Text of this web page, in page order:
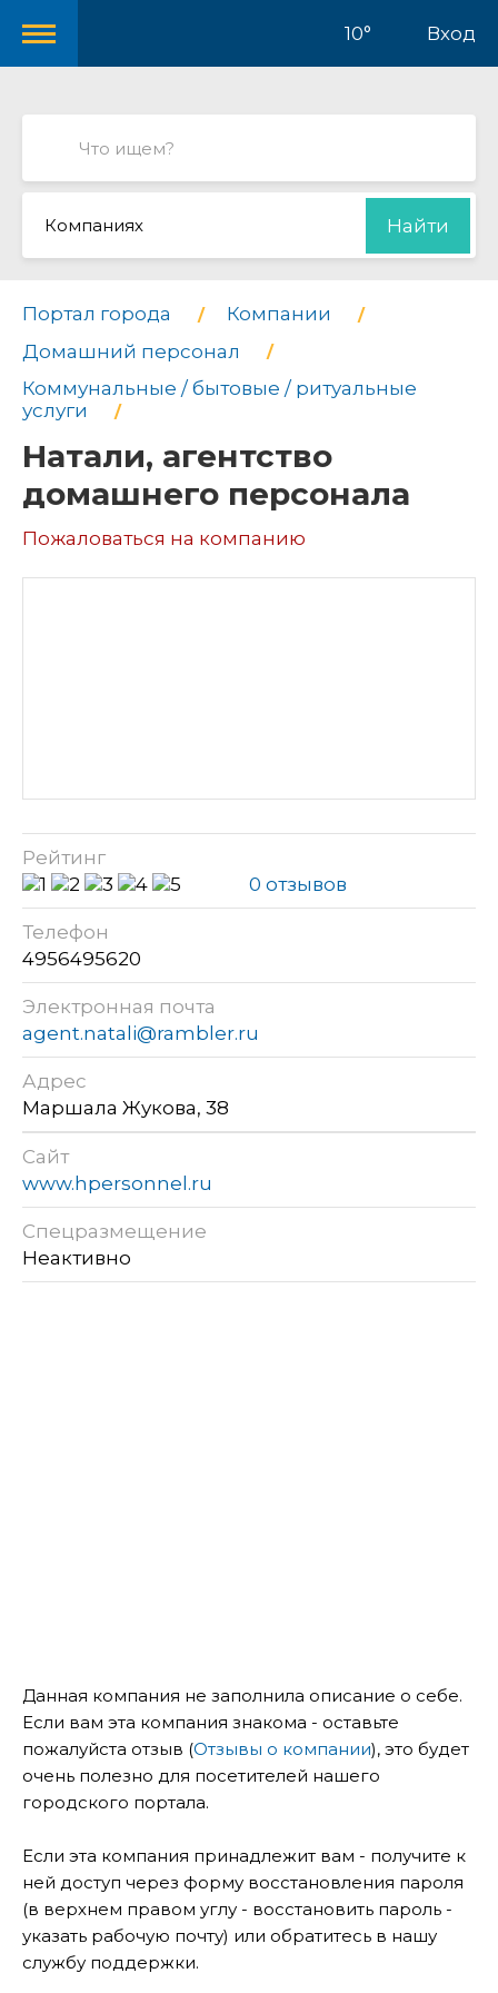
10° Вход
Компаниях Найти
Портал города
Компании
Домашний персонал
Коммунальные / бытовые / ритуальные
услуги
Натали, агентство
домашнего персонала
Пожаловаться на компанию
Рейтинг
0 отзывов
Телефон
4956495620
Электронная почта
agent.natali@rambler.ru
Адрес
Маршала Жукова, 38
Сайт
www.hpersonnel.ru
Спецразмещение
Неактивно
Данная компания не заполнила описание о себе.
Если вам эта компания знакома - оставьте
пожалуйста отзыв (Отзывы о компании), это будет
очень полезно для посетителей нашего
городского портала.
Если эта компания принадлежит вам - получите к
ней доступ через форму восстановления пароля
(в верхнем правом углу - восстановить пароль -
указать рабочую почту) или обратитесь в нашу
службу поддержки.